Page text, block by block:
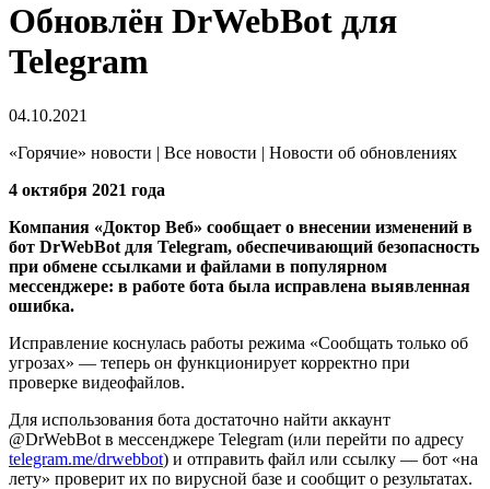
Обновлён DrWebBot для
Telegram
04.10.2021
«Горячие» новости | Все новости | Новости об обновлениях
4 октября 2021 года
Компания «Доктор Веб» сообщает о внесении изменений в
бот DrWebBot для Telegram, обеспечивающий безопасность
при обмене ссылками и файлами в популярном
мессенджере: в работе бота была исправлена выявленная
ошибка.
Исправление коснулась работы режима «Сообщать только об
угрозах» — теперь он функционирует корректно при
проверке видеофайлов.
Для использования бота достаточно найти аккаунт
@DrWebBot в мессенджере Telegram (или перейти по адресу
telegram.me/drwebbot) и отправить файл или ссылку — бот «на
лету» проверит их по вирусной базе и сообщит о результатах.